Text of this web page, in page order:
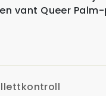
vant Queer